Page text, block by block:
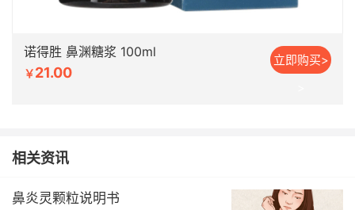
诺得胜 鼻渊糖浆 100ml
￥21.00
立即购买>
相关资讯
鼻炎灵颗粒说明书